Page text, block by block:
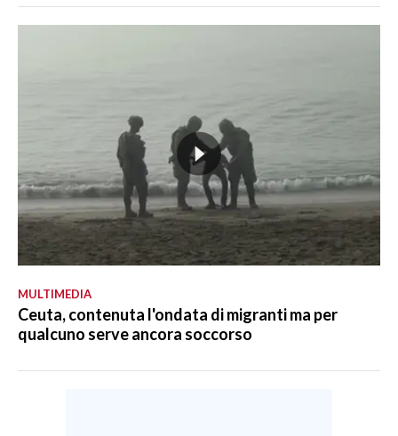
MULTIMEDIA
Ceuta, contenuta l'ondata di migranti ma per
qualcuno serve ancora soccorso